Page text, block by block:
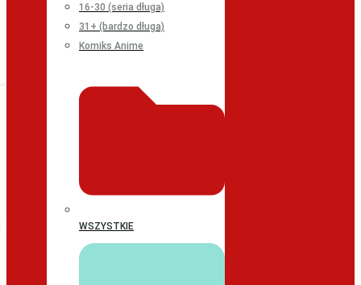
16-30 (seria długa)
31+ (bardzo długa)
Komiks Anime
WSZYSTKIE